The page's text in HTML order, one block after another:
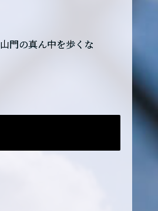
山門の真ん中を歩くな